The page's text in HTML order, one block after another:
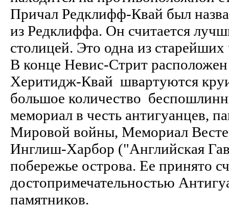
Причал Редклифф-Квай был
из Редклиффа. Он считается
столицей. Это одна из старейших
В конце Невис-Стрит
Херитидж-Квай швартуются
большое количество
мемориал в честь антигуанцев,
Мировой войны, Мемориал
Инглиш-Харбор ("Английская
побережье острова. Ее принято
достопримечательностью
памятников.